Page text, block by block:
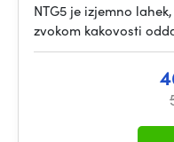
NTG5 je izjemno
zvokom kakovosti